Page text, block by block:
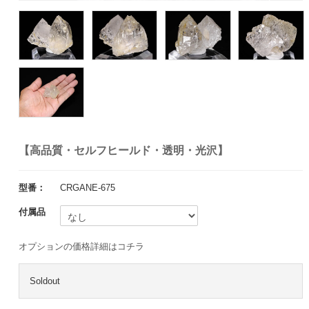
【高品質・セルフヒールド・透明・光沢】
型番： CRGANE-675
付属品
オプションの価格詳細はコチラ
Soldout